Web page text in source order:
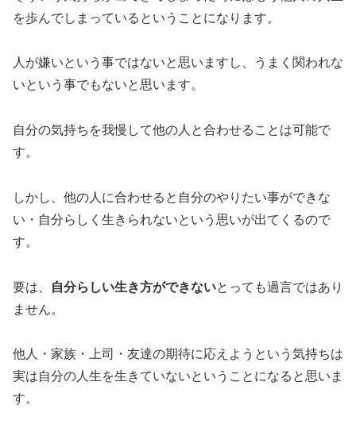
を歩んでしまっているということになります。
人が嫌いという事ではないと思いますし、うまく関われな
いという事でもないと思います。
自分の気持ちを我慢して他の人と合わせることは可能で
す。
しかし、他の人に合わせると自分のやりたい事ができな
い・自分らしく生きられないという思いが出てくるので
す。
要は、 自分らしい生き方ができないとっても過言ではあり
ません。
他人・家族・上司・友達の期待に応えようという気持ちは
実は自分の人生を生きていないということになると思いま
す。